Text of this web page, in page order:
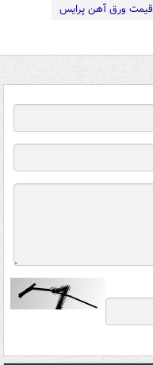
قیمت ورق آهن پرایس